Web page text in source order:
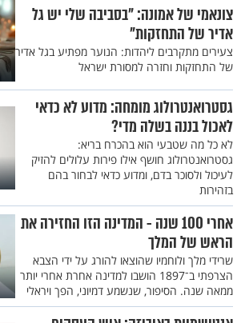
צונאמי של אמונה: "בסביבה שלי יש גל
אדיר של התחזקות"
צעירים מתקרבים ליהדות: הנוער מפתיע בגל אדיר
של התחזקות וחזרה למסורת ישראל
גסטרואנטרולוג מומחה: מדוע לא כדאי
לאכול בננה בשלה מדי?
לא כל מה שטבעי הוא בהכרח בריא:
גסטרואנטרולוג חושף אילו פירות עלולים להזיק
לעיכול ולסוכר בדם, ומדוע כדאי לבחור בהם
בזהירות
אחרי 100 שנה - המדינה הזו החזירה את
הראש של המלך
שרידי מלך ולוחמיו שהוצאו להורג על ידי הצבא
הצרפתי ב־1897 הושבו למדינה אחרת אחרי יותר
ממאה שנה. הסיפור, שנשמע דמיוני, הפך ויראלי